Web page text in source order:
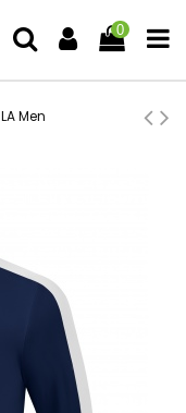
0
Men